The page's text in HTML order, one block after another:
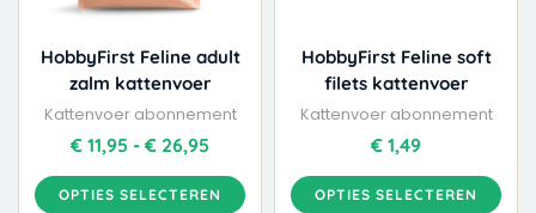
HobbyFirst Feline adult
zalm kattenvoer
Kattenvoer abonnement
€ 11,95 - € 26,95
OPTIES SELECTEREN
gekozen
worden
op
de
productpagina
HobbyFirst Feline soft
filets kattenvoer
Kattenvoer abonnement
€ 1,49
OPTIES SELECTEREN
worden
op
de
productpagina